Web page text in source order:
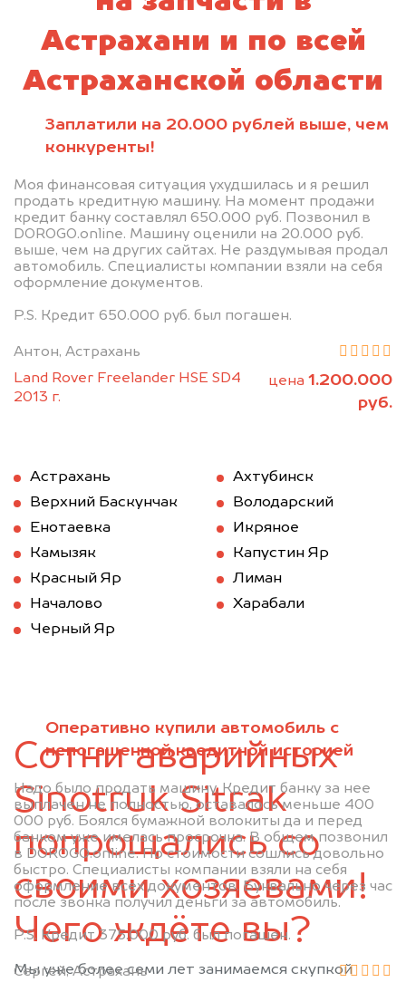
Заплатили на 20.000 рублей выше, чем
конкуренты!
Моя финансовая ситуация ухудшилась и я решил
продать кредитную машину. На момент продажи
кредит банку составлял 650.000 руб. Позвонил в
DOROGO.online. Машину оценили на 20.000 руб.
выше, чем на других сайтах. Не раздумывая продал
автомобиль. Специалисты компании взяли на себя
оформление документов.
P.S. Кредит 650.000 руб. был погашен.
Антон, Астрахань
Land Rover Freelander HSE SD4
2013 г.
цена 1.200.000
руб.
Оперативно купили автомобиль с
непогашенной кредитной историей
Надо было продать машину. Кредит банку за нее
выплачен не полностью, оставалось меньше 400
000 руб. Боялся бумажной волокиты да и перед
банком уже имелась просрочка. В общем позвонил
в DOROGO.online. По стоимости сошлись довольно
быстро. Специалисты компании взяли на себя
оформление всех документов. Буквально через час
после звонка получил деньги за автомобиль.
P.S. Кредит 375.000 руб. был погашен.
Сергей, Астрахань
Астрахани и по всей
Астраханской области
Астрахань
Ахтубинск
Верхний Баскунчак
Володарский
Енотаевка
Икряное
Камызяк
Капустин Яр
Красный Яр
Лиман
Началово
Харабали
Черный Яр
Сотни аварийных
Sinotruk Sitrak
попрощались со
своими хозяевами!
Чего ждёте вы?
Мы уже более семи лет занимаемся скупкой